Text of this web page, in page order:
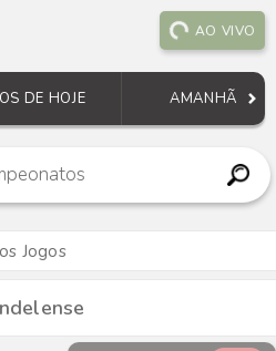
AO VIVO
DE HOJE AMANHÃ
Jogos